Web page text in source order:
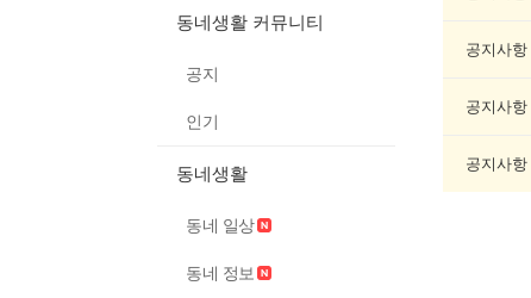
동네생활 커뮤니티
공지
인기
동네생활
동네 일상
동네 정보
공지사항
공지사항
공지사항